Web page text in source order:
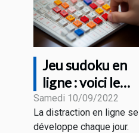
Jeu sudoku en
ligne : voici le
fonctionnement
Samedi 10/09/2022
La distraction en ligne se
développe chaque jour.